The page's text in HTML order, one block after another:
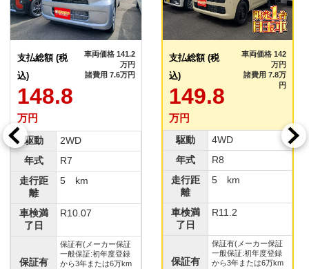
支払総額 (税
込)
148.8
万円
車両価格 141.2
万円
諸費用 7.6万円
駆動
2WD
年式
R7
走行距
離
5 km
車検満
了日
R10.07
保証有
保証有(メーカー保証
一般保証:初年度登録
から3年または6万km
支払総額 (税
込)
149.8
万円
車両価格 142
万円
諸費用 7.8万
円
駆動
4WD
年式
R8
走行距
離
5 km
車検満
了日
R11.2
保証有
保証有(メーカー保証
一般保証:初年度登録
から3年または6万km